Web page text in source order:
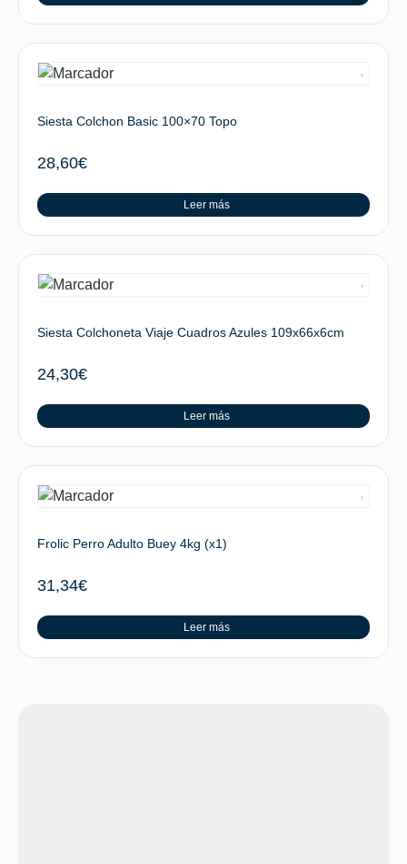
Siesta Colchon Basic 100×70 Topo
28,60€
Leer más
Siesta Colchoneta Viaje Cuadros Azules 109x66x6cm
24,30€
Leer más
Frolic Perro Adulto Buey 4kg (x1)
31,34€
Leer más